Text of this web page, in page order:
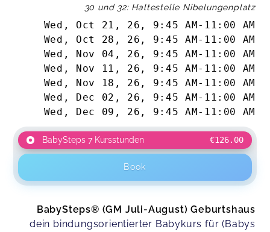
30 und 32: Haltestelle Nibelungenplatz
Wed, Oct 21, 26 , 9:45 AM - 11:00 AM
Wed, Oct 28, 26 , 9:45 AM - 11:00 AM
Wed, Nov 04, 26 , 9:45 AM - 11:00 AM
Wed, Nov 11, 26 , 9:45 AM - 11:00 AM
Wed, Nov 18, 26 , 9:45 AM - 11:00 AM
Wed, Dec 02, 26 , 9:45 AM - 11:00 AM
Wed, Dec 09, 26 , 9:45 AM - 11:00 AM
BabySteps 7 Kursstunden €126.00
Book
BabySteps® (GM Juli-August) Geburtshaus
dein bindungsorientierter Babykurs für (Babys